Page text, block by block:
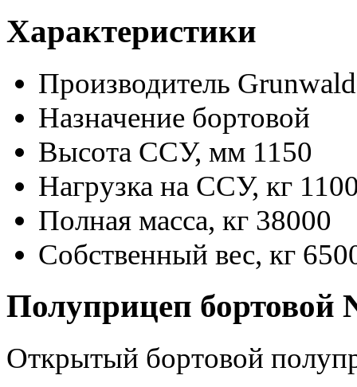
Характеристики
Производитель
Назначение бортовой
Высота ССУ, мм 1150
Нагрузка на ССУ, кг
Полная масса, кг 38000
Собственный вес, кг
Полуприцеп бортовой
Открытый бортовой